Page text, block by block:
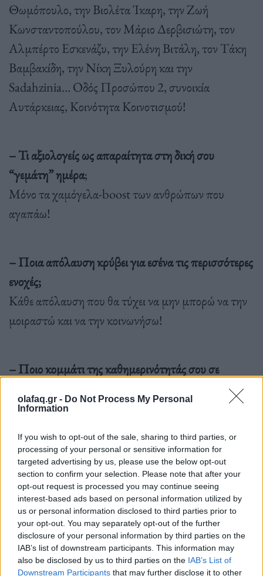
olafaq.gr - Do Not Process My Personal
Information
If you wish to opt-out of the sale, sharing to third parties, or
processing of your personal or sensitive information for
targeted advertising by us, please use the below opt-out
section to confirm your selection. Please note that after your
opt-out request is processed you may continue seeing
interest-based ads based on personal information utilized by
us or personal information disclosed to third parties prior to
your opt-out. You may separately opt-out of the further
disclosure of your personal information by third parties on the
IAB’s list of downstream participants. This information may
also be disclosed by us to third parties on the IAB’s List of
Downstream Participants that may further disclose it to other
Θωμόπουλο, την Βιολέτα Ίκαρη, την Ζωή
Κωνσταντοπούλου, τον Μάριο Δερβισιώτη, τον
Αλμπέρτο Εσκενάζυ, την Ελένη Βιτάλη, τον Τάκη
Βαμβακίδη, την Νίκη Ξυλούρη και την
Sadahzinia… Οδός Προσώπου 2, συνοικία
Αυτάρκειας, Κοινότητα Κοινοτισμού!
– Τι αξιολογείς ως απαραίτητα στη δική σου
“γεμάτη” ημέρα;
Μόνο τα χαμόγελα-boost των ανθρώπων που
αγαπάω!
– Ποια απόλαυση κρύβει για εσένα τις περισσότερες
ενοχές;
Κάθε απόλαυση που θα τύχει να μην μπορώ να την
μοιραστώ και να την κοινωνήσω!
– Ποιο κομμάτι της καθημερινότητάς σου σε
Όση ωρα σπαταλάω στο διαδίκτυο!!
– Τι είναι ευτυχία;
Η έκσταση από το “εγώ”! Το ολοκληρωτικό δόσιμο
στον άλλο!
– Ο αγαπημένος σου αστικός μύθος για την Αθήνα;
Όλα τα σημεία με μεταφυσική δραστηριότητα! Έχω